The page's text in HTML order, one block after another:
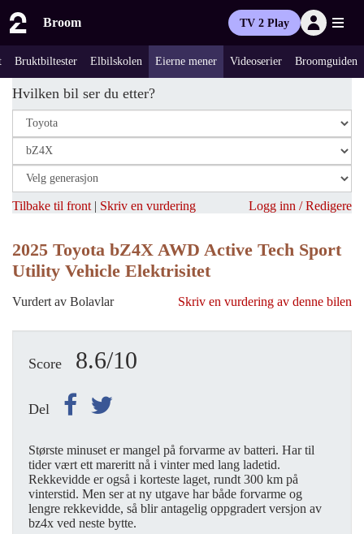
Broom TV 2 Play
Bruktbiltester Elbilskolen Eierne mener Videoserier Broomguiden
Hvilken bil ser du etter?
Tilbake til front | Skriv en vurdering Logg inn / Redigere
2025 Toyota bZ4X AWD Active Tech Sport
Utility Vehicle Elektrisitet
Vurdert av Bolavlar Skriv en vurdering av denne bilen
Score 8.6/10
Del
Største minuset er mangel på forvarme av batteri. Har til
tider vært ett mareritt nå i vinter med lang ladetid.
Rekkevidde er også i korteste laget, rundt 300 km på
vinterstid. Men ser at ny utgave har både forvarme og
lengre rekkevidde, så blir antagelig oppgradert versjon av
bz4x ved neste bytte.